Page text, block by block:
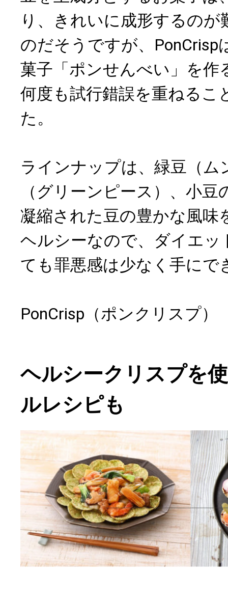
り、きれいに成形するの
のだそうですが、PonCrisp
菓子「ポンせんべい」を作
何度も試行錯誤を重ねるこ
た。
ラインナップは、緑豆（ム
（グリーンピース）、小
凝縮された豆の豊かな風味
ヘルシーなので、ダイエッ
ても罪悪感は少なく手にで
PonCrisp（ポンクリスプ
ヘルシークリスプを
ルレシピも